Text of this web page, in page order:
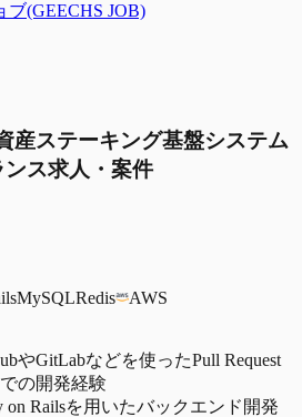
ブ(GEECHS JOB)
産ステーキング基盤システム
ンス求人・案件
MySQLRedis AWS
やGitLabなどを使ったPull Request
の開発経験
on Railsを用いたバックエンド開発